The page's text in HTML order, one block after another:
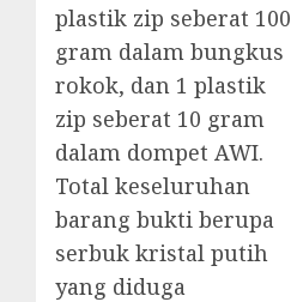
plastik zip seberat 100
gram dalam bungkus
rokok, dan 1 plastik
zip seberat 10 gram
dalam dompet AWI.
Total keseluruhan
barang bukti berupa
serbuk kristal putih
yang diduga